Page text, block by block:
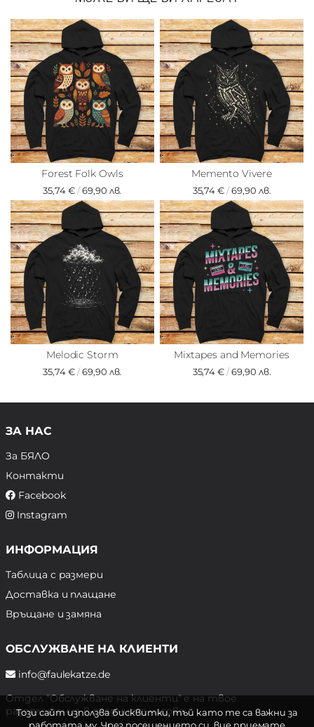
Forest Folk Owls
35,74 €/69,90 лв.
Memento Vivere
35,74 €/69,90 лв.
Melodic Storm
35,74 €/69,90 лв.
Mixtapes and Memories
35,74 €/69,90 лв.
ЗА НАС
За БЯЛО
Контакти
Facebook
Instagram
ИНФОРМАЦИЯ
Таблица с размери
Доставка и плащане
Връщане и замяна
ОБСЛУЖВАНЕ НА КЛИЕНТИ
info@faulekatze.de
Отдел "Обслужване на клиенти" е на твое
разположение в следните часове:
Този сайт използва бисквитки, тъй като те са важни за